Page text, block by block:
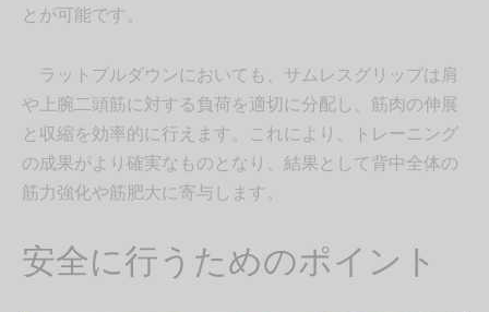
とが可能です。
ラットプルダウンにおいても、サムレスグリップは肩
や上腕二頭筋に対する負荷を適切に分配し、筋肉の伸展
と収縮を効率的に行えます。これにより、トレーニング
の成果がより確実なものとなり、結果として背中全体の
筋力強化や筋肥大に寄与します。
安全に行うためのポイント